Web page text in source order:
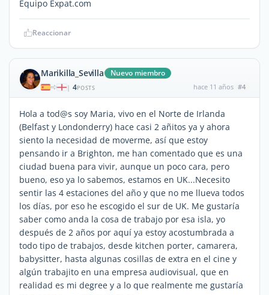
Equipo Expat.com
Reaccionar
Marikilla_Sevilla Nuevo miembro
| 4POSTS hace 11 años #4
Hola a tod@s soy Maria, vivo en el Norte de Irlanda
(Belfast y Londonderry) hace casi 2 añitos ya y ahora
siento la necesidad de moverme, así que estoy
pensando ir a Brighton, me han comentado que es una
ciudad buena para vivir, aunque un poco cara, pero
bueno, eso ya lo sabemos, estamos en UK...Necesito
sentir las 4 estaciones del año y que no me llueva todos
los días, por eso he escogido el sur de UK. Me gustaría
saber como anda la cosa de trabajo por esa isla, yo
después de 2 años por aquí ya estoy acostumbrada a
todo tipo de trabajos, desde kitchen porter, camarera,
babysitter, hasta algunas cosillas de extra en el cine y
algún trabajito en una empresa audiovisual, que en
realidad es mi degree y a lo que realmente me gustaría